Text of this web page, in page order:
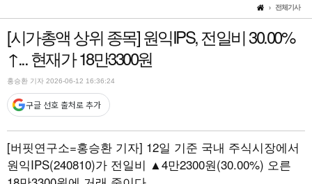
전체기사
[시가총액 상위 종목] 원익IPS, 전일비 30.00%
↑... 현재가 18만3300원
홍승환 기자 2026-06-12 16:36:24
구글 선호 출처로 추가
[버핏연구소=홍승환 기자] 12일 기준 국내 주식시장에서
원익IPS(240810)가 전일비 ▲4만2300원(30.00%) 오른